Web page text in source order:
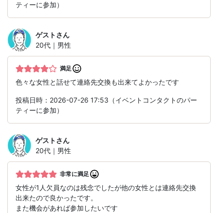
ティーに参加）
ゲストさん
20代｜男性
満足
色々な女性と話せて連絡先交換も出来てよかったです
投稿日時：2026-07-26 17:53（イベントコンタクトのパー
ティーに参加）
ゲストさん
20代｜男性
非常に満足
女性が1人欠員なのは残念でしたが他の女性とは連絡先交換
出来たので良かったです。
また機会があれば参加したいです